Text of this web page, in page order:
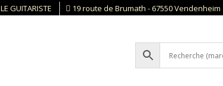
LE GUITARISTE 19 route de Brumath - 67550 Vendenheim